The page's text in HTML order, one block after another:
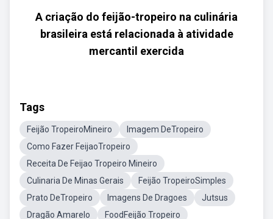
A criação do feijão-tropeiro na culinária
brasileira está relacionada à atividade
mercantil exercida
Tags
Feijão TropeiroMineiro
Imagem DeTropeiro
Como Fazer FeijaoTropeiro
Receita De Feijao Tropeiro Mineiro
Culinaria De Minas Gerais
Feijão TropeiroSimples
Prato DeTropeiro
Imagens De Dragoes
Jutsus
Dragão Amarelo
FoodFeijão Tropeiro